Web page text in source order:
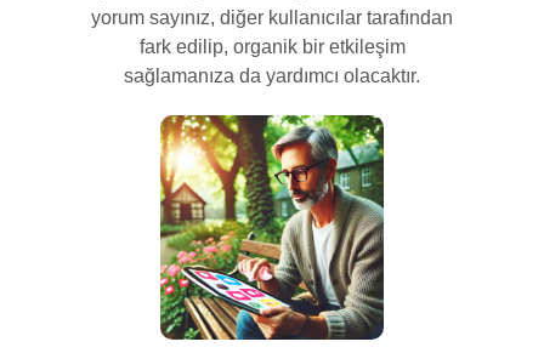
yorum sayınız, diğer kullanıcılar tarafından
fark edilip, organik bir etkileşim
sağlamanıza da yardımcı olacaktır.